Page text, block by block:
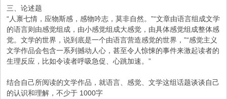
三、论述题
“人禀七情，应物斯感，感物吟志，莫非自然。”“文章由语言组成文学
的语言则由感觉组成，由小感觉组成大感觉，由具体感觉组成整体感
觉。文学的世界，说到底是一个由语言营造感觉的世界，”“感觉主义
文学作品会包含一系列撼动人心，甚至令人惊悚的事件来激起读者的
生理反应，比如令读者呼吸急促、心跳加速。”
结合自己所阅读的文学作品，就语言、感觉、文学这组话题谈谈自己
的认识和理解，不少于 1000字